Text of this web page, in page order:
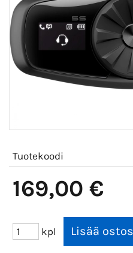
Tuotekoodi
169,00 €
kpl